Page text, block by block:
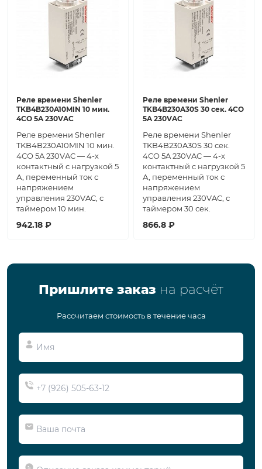
Реле времени Shenler
TKB4B230A10MIN 10 мин.
4CO 5A 230VAC
Реле времени Shenler
TKB4B230A10MIN 10 мин.
4CO 5A 230VAC — 4-х
контактный с нагрузкой 5
А, переменный ток с
напряжением
управления 230VAC, с
таймером 10 мин.
942.18 ₽
Реле времени Shenler
TKB4B230A30S 30 сек. 4CO
5A 230VAC
Реле времени Shenler
TKB4B230A30S 30 сек.
4CO 5A 230VAC — 4-х
контактный с нагрузкой 5
А, переменный ток с
напряжением
управления 230VAC, с
таймером 30 сек.
866.8 ₽
Пришлите заказ на расчёт
Рассчитаем стоимость в течение часа